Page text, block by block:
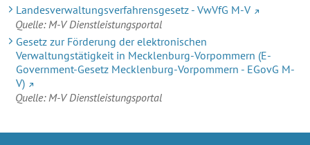
Landesverwaltungsverfahrensgesetz - VwVfG M-V
Quelle: M-V Dienstleistungsportal
Gesetz zur Förderung der elektronischen
Verwaltungstätigkeit in Mecklenburg-Vorpommern (E-
Government-Gesetz Mecklenburg-Vorpommern - EGovG M-
V)
Quelle: M-V Dienstleistungsportal